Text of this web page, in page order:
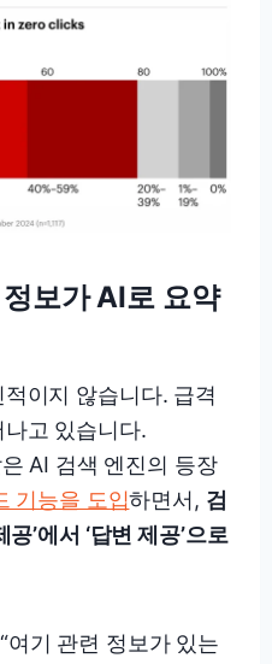
보가 AI로 요약
이지 않습니다. 급격
고 있습니다.
AI 검색 엔진의 등장
기능을 도입하면서, 검
’에서 ‘답변 제공’으로
여기 관련 정보가 있는